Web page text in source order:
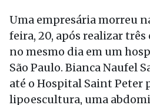
Uma empresária morreu
feira, 20, após realizar
no mesmo dia em um
São Paulo. Bianca Naufel
até o Hospital Saint Peter
lipoescultura, uma